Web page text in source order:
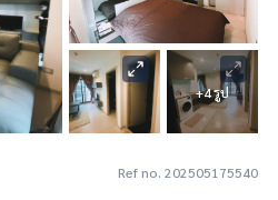
+4 รูป
Ref no. 202505175540